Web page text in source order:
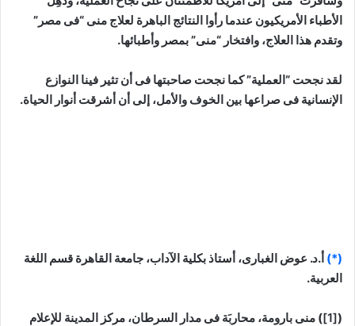
الأطباء الأمريكيون عندما رأوا النتائج الباهرة لعلاج منى “فى مصر”
وتقدم هذا العلاج، وافتخار “منى” بمصر وأطبائها.
لقد نجحت “العملية” كما نجحت صاحبتها فى أن تثير فينا النوازع
الإنسانية فى صراعها بين الخوف والأمل، إلى أن أشرقت أنوار الحياة.
(*) أ.د. عوض الغبارى، أستاذ بكلية الآداب، جامعة القاهرة قسم اللغة
العربية.
(
[1]
) منى بارومة، محاربَة فى مدار السرطان، مركز المدينة للإعلام